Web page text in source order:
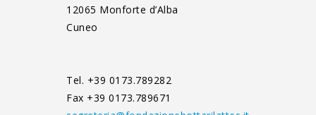
12065 Monforte d’Alba
Cuneo
Tel. +39 0173.789282
Fax +39 0173.789671